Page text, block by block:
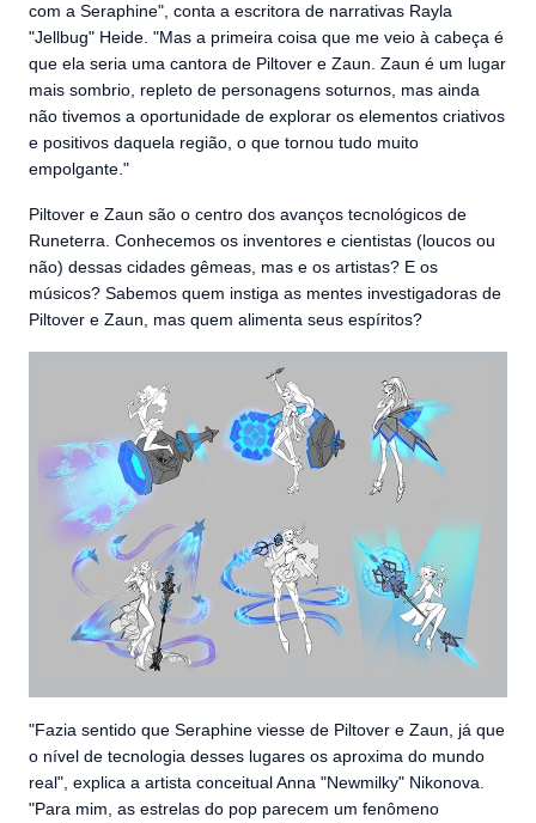
com a Seraphine", conta a escritora de narrativas Rayla
"Jellbug" Heide. "Mas a primeira coisa que me veio à cabeça é
que ela seria uma cantora de Piltover e Zaun. Zaun é um lugar
mais sombrio, repleto de personagens soturnos, mas ainda
não tivemos a oportunidade de explorar os elementos criativos
e positivos daquela região, o que tornou tudo muito
empolgante."
Piltover e Zaun são o centro dos avanços tecnológicos de
Runeterra. Conhecemos os inventores e cientistas (loucos ou
não) dessas cidades gêmeas, mas e os artistas? E os
músicos? Sabemos quem instiga as mentes investigadoras de
Piltover e Zaun, mas quem alimenta seus espíritos?
"Fazia sentido que Seraphine viesse de Piltover e Zaun, já que
o nível de tecnologia desses lugares os aproxima do mundo
real", explica a artista conceitual Anna "Newmilky" Nikonova.
"Para mim, as estrelas do pop parecem um fenômeno